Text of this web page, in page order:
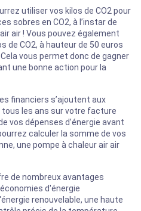
utiliser vos kilos de CO2 pour
sobres en CO2, à l’instar de
air ! Vous pouvez également
de CO2, à hauteur de 50 euros
vous permet donc de gagner
une bonne action pour la
financiers s’ajoutent aux
les ans sur votre facture
vos dépenses d’énergie avant
calculer la somme de vos
une pompe à chaleur air air
de nombreux avantages
d'énergie
renouvelable, une haute